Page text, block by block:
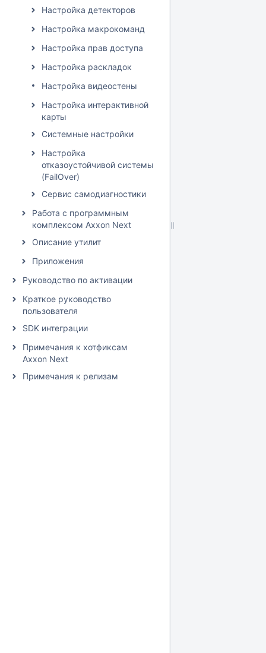
Настройка детекторов
Настройка макрокоманд
Настройка прав доступа
Настройка раскладок
Настройка видеостены
Настройка интерактивной
карты
Системные настройки
Настройка
отказоустойчивой системы
(FailOver)
Сервис самодиагностики
Работа с программным
комплексом Axxon Next
Описание утилит
Приложения
Руководство по активации
Краткое руководство
пользователя
SDK интеграции
Примечания к хотфиксам
Axxon Next
Примечания к релизам